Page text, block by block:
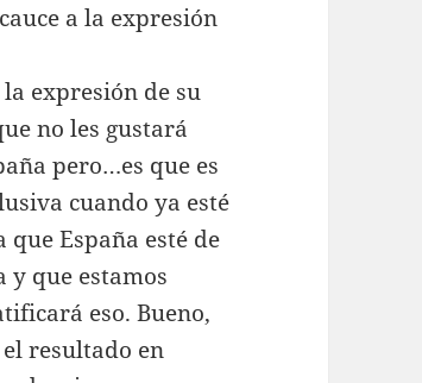
a la expresión
expresión de su
no les gustará
pero…es que es
cuando ya esté
España esté de
y que estamos
eso. Bueno,
resultado en